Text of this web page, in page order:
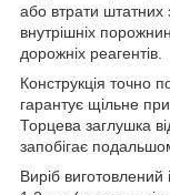
або втрати штатних
внутрішніх
дорожніх реагентів.
Конструкція точно
гарантує щільне
Торцева заглушка
запобігає
Виріб виготовлений